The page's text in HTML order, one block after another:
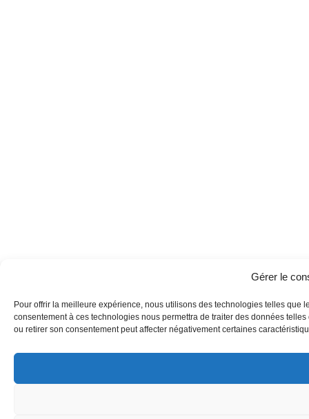
Gérer le
Pour offrir la meilleure expérience, nous utilisons des technologies telles
consentement à ces technologies nous permettra de traiter des données
ou retirer son consentement peut affecter négativement certaines